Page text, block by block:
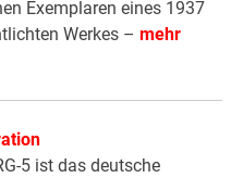
Exemplaren eines 1937
Werkes – mehr
5 ist das deutsche